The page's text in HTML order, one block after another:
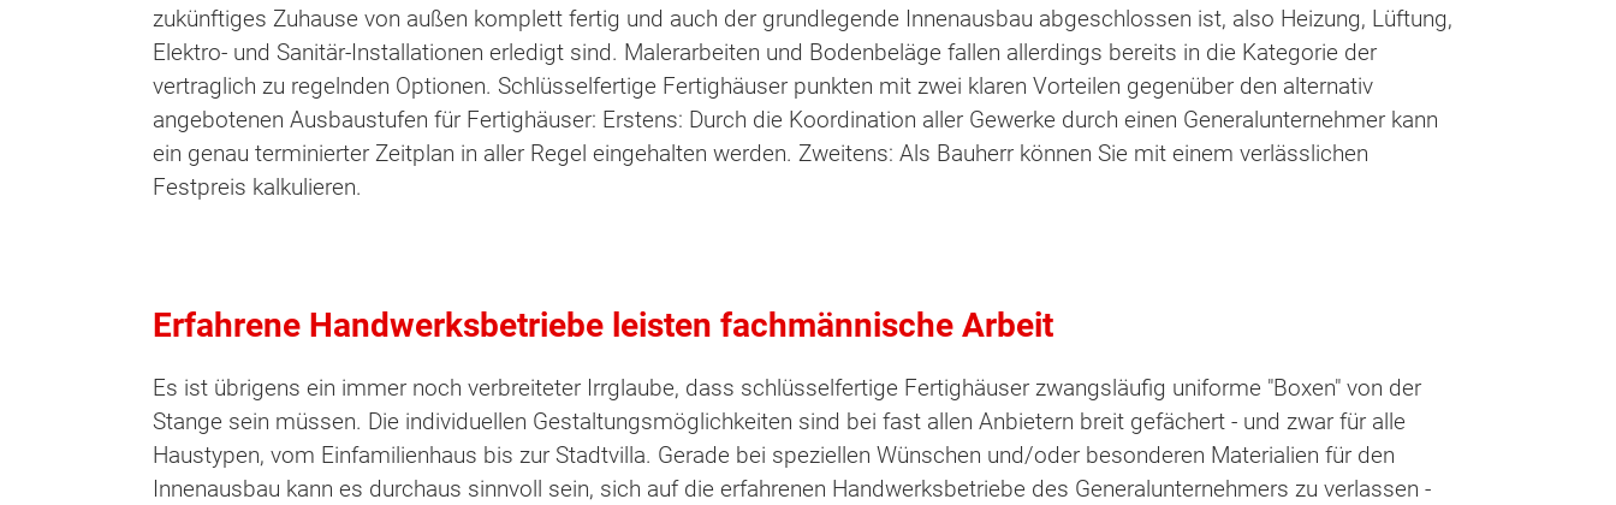
zukünftiges Zuhause von außen komplett fertig und auch der grundlegende Innenausbau abgeschlossen ist, also Heizung, Lüftung,
Elektro- und Sanitär-Installationen erledigt sind. Malerarbeiten und Bodenbeläge fallen allerdings bereits in die Kategorie der
vertraglich zu regelnden Optionen. Schlüsselfertige Fertighäuser punkten mit zwei klaren Vorteilen gegenüber den alternativ
angebotenen Ausbaustufen für Fertighäuser: Erstens: Durch die Koordination aller Gewerke durch einen Generalunternehmer kann
ein genau terminierter Zeitplan in aller Regel eingehalten werden. Zweitens: Als Bauherr können Sie mit einem verlässlichen
Festpreis kalkulieren.
Erfahrene Handwerksbetriebe leisten fachmännische Arbeit
Es ist übrigens ein immer noch verbreiteter Irrglaube, dass schlüsselfertige Fertighäuser zwangsläufig uniforme "Boxen" von der
Stange sein müssen. Die individuellen Gestaltungsmöglichkeiten sind bei fast allen Anbietern breit gefächert - und zwar für alle
Haustypen, vom Einfamilienhaus bis zur Stadtvilla. Gerade bei speziellen Wünschen und/oder besonderen Materialien für den
Innenausbau kann es durchaus sinnvoll sein, sich auf die erfahrenen Handwerksbetriebe des Generalunternehmers zu verlassen -